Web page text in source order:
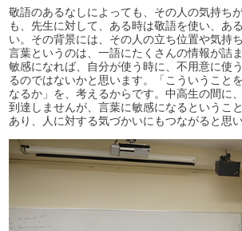
敬語のあるなしによっても、その人の気持ち
も、先生に対して、ある時は敬語を使い、あ
い。その背景には、その人の立ち位置や気持
言葉というのは、一語にたくさんの情報が詰
敏感になれば、自分が使う時に、不用意に使
るのではないかと思います。「こういうこと
なるか」を、考えるからです。中高生の間に
到達しませんが、言葉に敏感になるというこ
あり、人に対する気づかいにもつながると思い